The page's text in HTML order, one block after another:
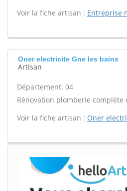
Voir la fiche artisan : Entreprise
Oner electricite Gne les bains
Artisan
Département: 04
Rénovation plomberie complète
Voir la fiche artisan : Oner